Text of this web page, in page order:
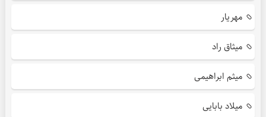
مهریار
میثاق راد
میثم ابراهیمی
میلاد بابایی